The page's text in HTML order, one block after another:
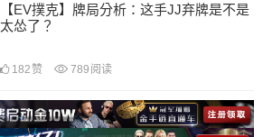
【EV撲克】牌局分析：这手JJ弃牌是不是
太怂了？
182 赞 789 阅读